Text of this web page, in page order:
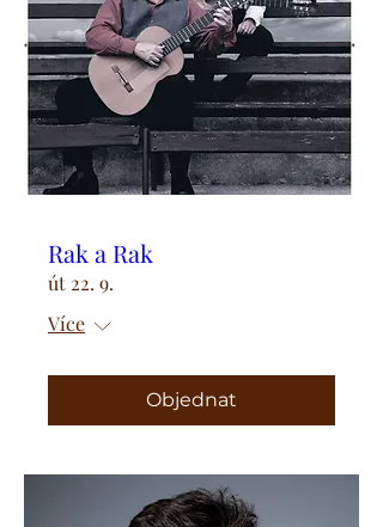
Rak a Rak
út 22. 9.
Více
Objednat